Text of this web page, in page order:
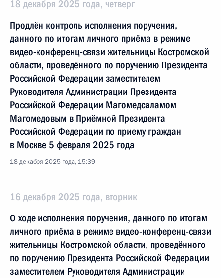
18 декабря 2025 года, четверг
Продлён контроль исполнения поручения,
данного по итогам личного приёма в режиме
видео-конференц-связи жительницы Костромской
области, проведённого по поручению Президента
Российской Федерации заместителем
Руководителя Администрации Президента
Российской Федерации Магомедсаламом
Магомедовым в Приёмной Президента
Российской Федерации по приему граждан
в Москве 5 февраля 2025 года
18 декабря 2025 года, 15:39
16 декабря 2025 года, вторник
О ходе исполнения поручения, данного по итогам
личного приёма в режиме видео-конференц-связи
жительницы Костромской области, проведённого
по поручению Президента Российской Федерации
заместителем Руководителя Администрации